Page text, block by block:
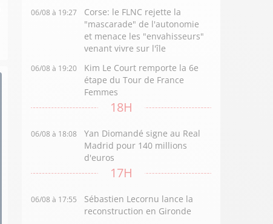
06/08 à 19:27
Corse: le FLNC rejette la
"mascarade" de l'autonomie
et menace les "envahisseurs"
venant vivre sur l'île
06/08 à 19:20
Kim Le Court remporte la 6e
étape du Tour de France
Femmes
18H
06/08 à 18:08
Yan Diomandé signe au Real
Madrid pour 140 millions
d'euros
17H
06/08 à 17:55
Sébastien Lecornu lance la
reconstruction en Gironde